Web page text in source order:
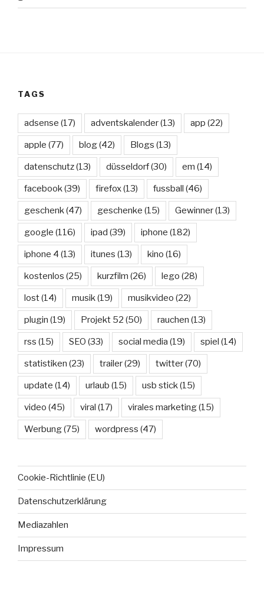
TAGS
adsense (17) adventskalender(13) app (22)
apple (77) blog(42) Blogs (13)
datenschutz(13) düsseldorf(30) em (14)
facebook(39) firefox(13) fussball (46)
geschenk(47) geschenke (15) Gewinner(13)
google (116) ipad (39) iphone (182)
iphone 4 (13) itunes (13) kino (16)
kostenlos (25) kurzfilm (26) lego (28)
lost(14) musik(19) musikvideo (22)
plugin (19) Projekt 52 (50) rauchen (13)
rss (15) SEO (33) social media (19) spiel (14)
statistiken (23) trailer(29) twitter(70)
update (14) urlaub (15) usb stick(15)
video (45) viral (17) virales marketing(15)
Werbung(75) wordpress (47)
Cookie-Richtlinie (EU)
Datenschutzerklärung
Mediazahlen
Impressum